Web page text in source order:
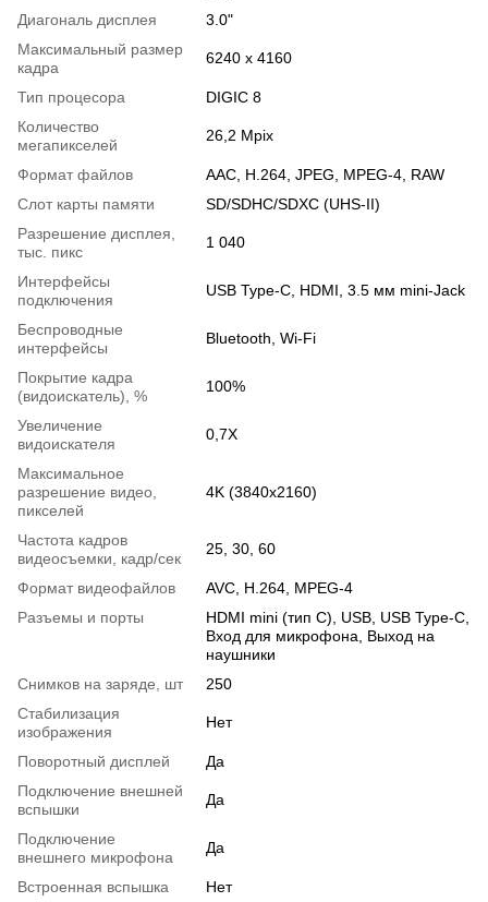
Диагональ дисплея
3.0"
Максимальный размер
кадра
6240 x 4160
Тип процесора
DIGIC 8
Количество
мегапикселей
26,2 Mpix
Формат файлов
AAC, H.264, JPEG, MPEG-4, RAW
Слот карты памяти
SD/SDHC/SDXC (UHS-II)
Разрешение дисплея,
тыс. пикс
1 040
Интерфейсы
подключения
USB Type-C, HDMI, 3.5 мм mini-Jack
Беспроводные
интерфейсы
Bluetooth, Wi-Fi
Покрытие кадра
(видоискатель), %
100%
Увеличение
видоискателя
0,7X
Максимальное
разрешение видео,
пикселей
4K (3840x2160)
Частота кадров
видеосъемки, кадр/сек
25, 30, 60
Формат видеофайлов
AVC, H.264, MPEG-4
Разъемы и порты
HDMI mini (тип С), USB, USB Type-C,
Вход для микрофона, Выход на
наушники
Снимков на заряде, шт
250
Стабилизация
изображения
Нет
Поворотный дисплей
Да
Подключение внешней
вспышки
Да
Подключение
внешнего микрофона
Да
Встроенная вспышка
Нет